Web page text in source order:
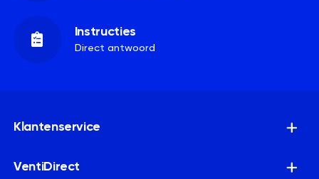
Instructies
Direct antwoord
Klantenservice
VentiDirect